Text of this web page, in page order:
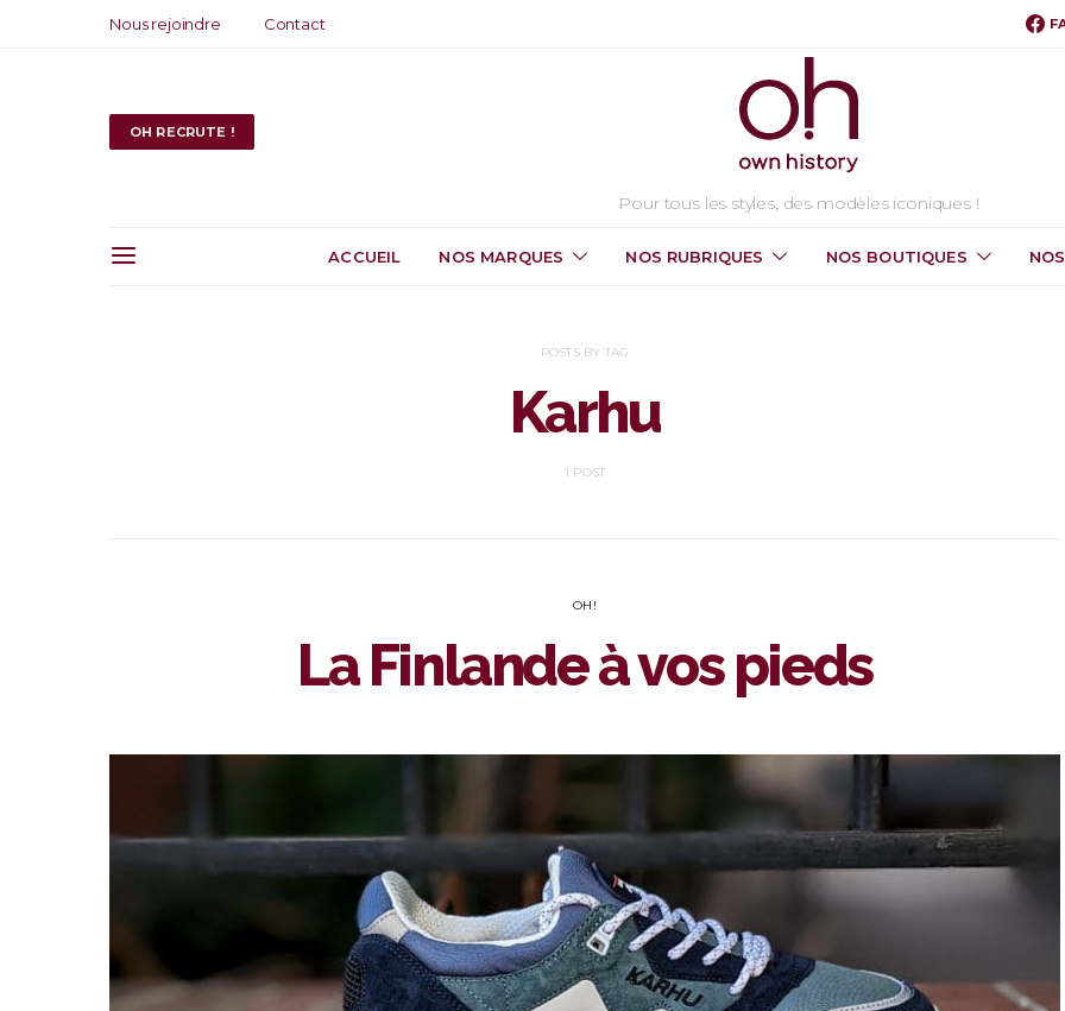
Nous rejoindre Contact
OH RECRUTE !
Pour tous les styles, des modèles iconiques !
ACCUEIL NOS MARQUES NOS RUBRIQUES NOS BOUTIQUES
POSTS BY TAG
Karhu
1 POST
OH!
La Finlande à vos pieds